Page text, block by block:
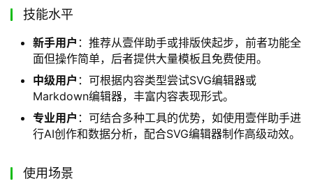
视觉设计导向
合预算有限的个人创作者。
技术内容创作：Markdown编辑器支持代码高亮和语法
转换，是技术类内容的理想选择。
极简需求或紧急发布
：公众号后台自带编辑器稳定可
靠，无需额外安装，适合简单内容的快速发布。